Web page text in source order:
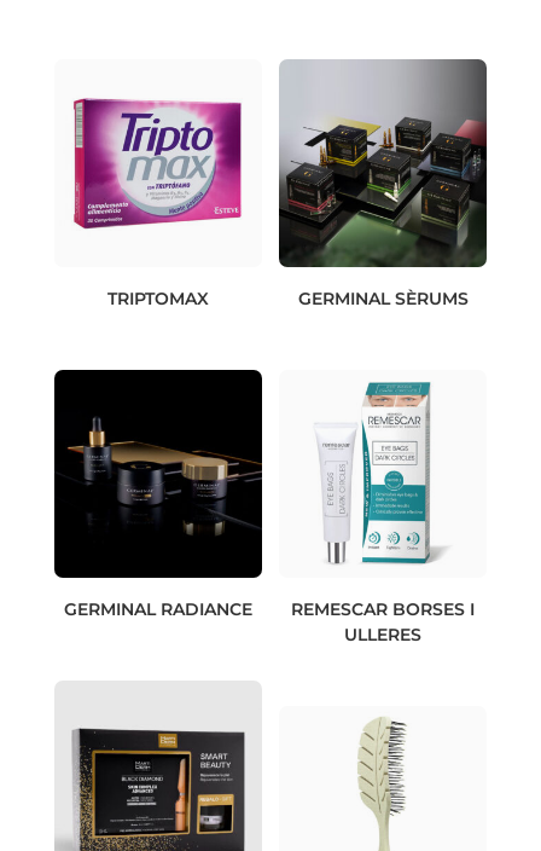
TRIPTOMAX GERMINAL SÈRUMS
GERMINAL RADIANCE
REMESCAR BORSES I
ULLERES